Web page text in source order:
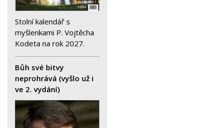
Stolní kalendář s
myšlenkami P. Vojtěcha
Kodeta na rok 2027.
Bůh své bitvy
neprohrává (vyšlo už i
ve 2. vydání)